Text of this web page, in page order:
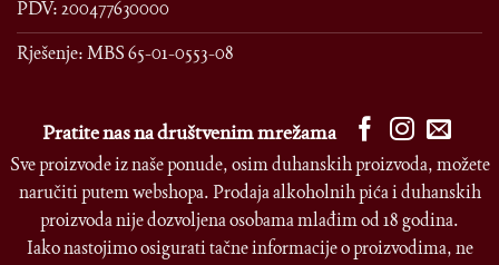
PDV: 200477630000
Rješenje: MBS 65-01-0553-08
Pratite nas na društvenim mrežama
Sve proizvode iz naše ponude, osim duhanskih proizvoda, možete
naručiti putem webshopa. Prodaja alkoholnih pića i duhanskih
proizvoda nije dozvoljena osobama mlađim od 18 godina.
Iako nastojimo osigurati tačne informacije o proizvodima, ne